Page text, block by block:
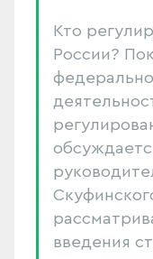
Кто
России?
введения